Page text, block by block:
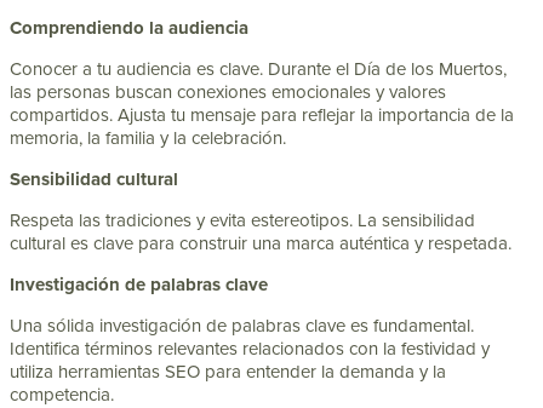
Comprendiendo la audiencia
Conocer a tu audiencia es clave. Durante el Día de los Muertos,
las personas buscan conexiones emocionales y valores
compartidos. Ajusta tu mensaje para reflejar la importancia de la
memoria, la familia y la celebración.
Sensibilidad cultural
Respeta las tradiciones y evita estereotipos. La sensibilidad
cultural es clave para construir una marca auténtica y respetada.
Investigación de palabras clave
Una sólida investigación de palabras clave es fundamental.
Identifica términos relevantes relacionados con la festividad y
utiliza herramientas SEO para entender la demanda y la
competencia.